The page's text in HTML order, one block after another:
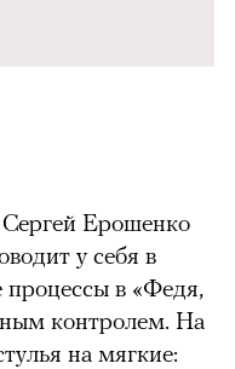
Ерошенко
у себя в
процессы в «Федя,
контролем. На
на мягкие: